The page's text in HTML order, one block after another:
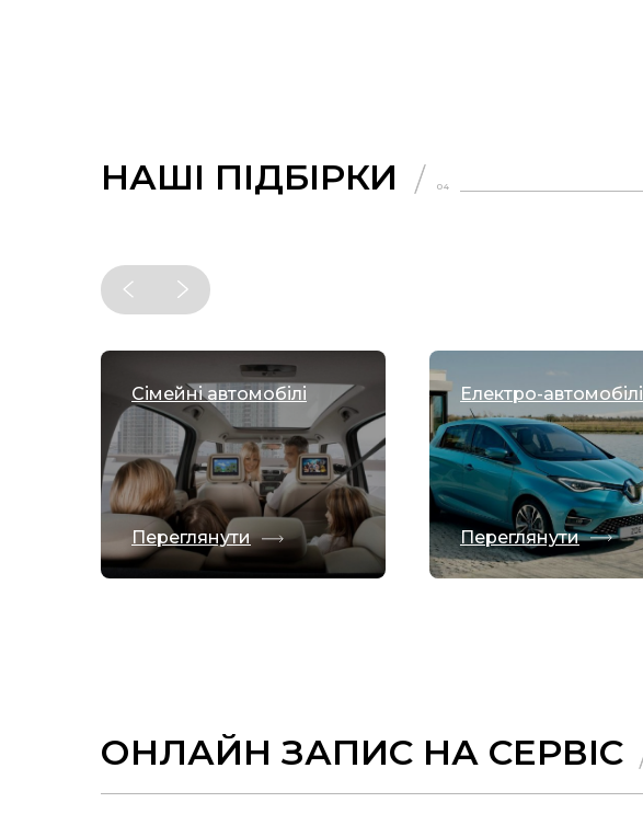
НАШІ ПІДБІРКИ 04
Сімейні автомобілі
Переглянути
Електро-автомобілі
Переглянути
ОНЛАЙН ЗАПИС НА СЕРВІС